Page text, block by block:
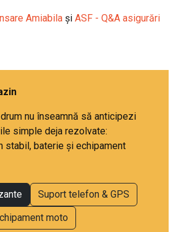
Amiabila și ASF - Q&A asigurări
nu înseamnă să anticipezi
simple deja rezolvate:
stabil, baterie și echipament
Suport telefon & GPS
moto